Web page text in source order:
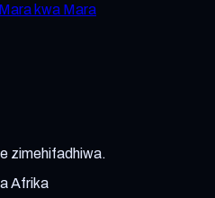
kwa Mara
zimehifadhiwa.
Afrika